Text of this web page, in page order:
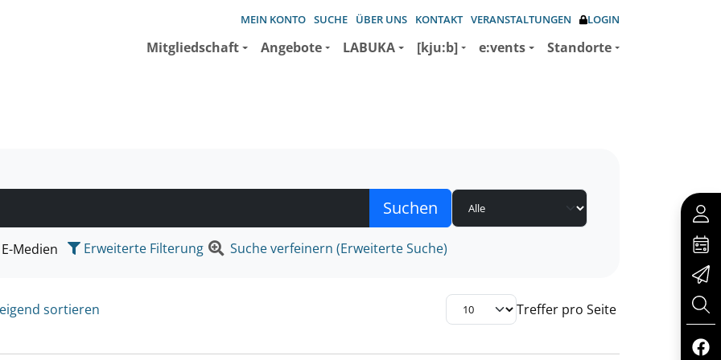
MEIN KONTO SUCHE ÜBER UNS KONTAKT VERANSTALTUNGEN LOGIN
Mitgliedschaft Angebote LABUKA [kju:b] e:vents Standorte
suchen wollen.
E-Medien Erweiterte Filterung Suche verfeinern (Erweiterte Suche)
sortieren Treffer pro Seite